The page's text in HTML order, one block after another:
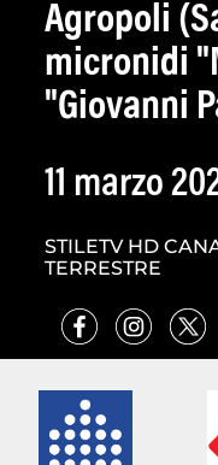
Agropoli
micronidi
"Giovanni
11 marzo
STILETV HD
TERRESTRE